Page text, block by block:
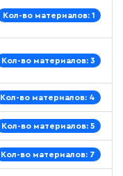
Кол-во материалов: 1
Кол-во материалов: 3
Кол-во материалов: 4
Кол-во материалов: 5
Кол-во материалов: 7